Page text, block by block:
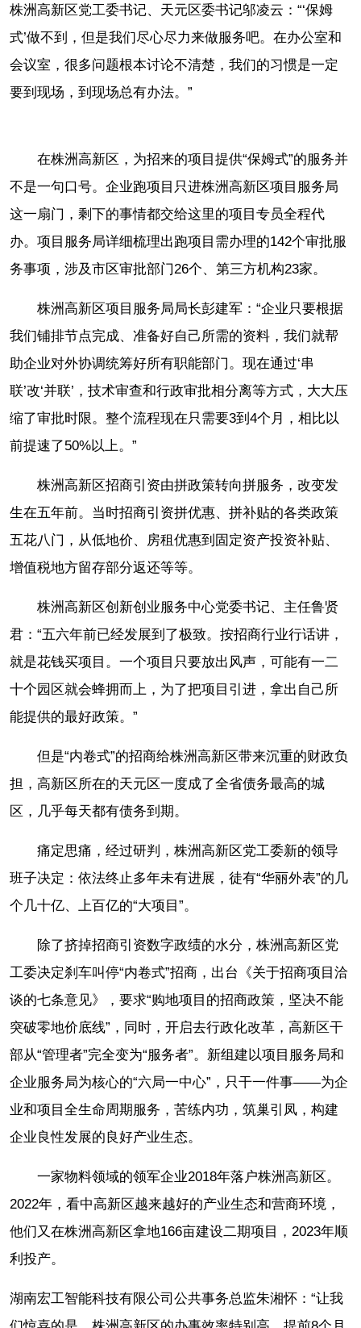
株洲高新区党工委书记、天元区委书记邬凌云：“‘保姆
式’做不到，但是我们尽心尽力来做服务吧。在办公室和
会议室，很多问题根本讨论不清楚，我们的习惯是一定
要到现场，到现场总有办法。”
在株洲高新区，为招来的项目提供“保姆式”的服务并
不是一句口号。企业跑项目只进株洲高新区项目服务局
这一扇门，剩下的事情都交给这里的项目专员全程代
办。项目服务局详细梳理出跑项目需办理的142个审批服
务事项，涉及市区审批部门26个、第三方机构23家。
株洲高新区项目服务局局长彭建军：“企业只要根据
我们铺排节点完成、准备好自己所需的资料，我们就帮
助企业对外协调统筹好所有职能部门。现在通过‘串
联’改‘并联’，技术审查和行政审批相分离等方式，大大压
缩了审批时限。整个流程现在只需要3到4个月，相比以
前提速了50%以上。”
株洲高新区招商引资由拼政策转向拼服务，改变发
生在五年前。当时招商引资拼优惠、拼补贴的各类政策
五花八门，从低地价、房租优惠到固定资产投资补贴、
增值税地方留存部分返还等等。
株洲高新区创新创业服务中心党委书记、主任鲁贤
君：“五六年前已经发展到了极致。按招商行业行话讲，
就是花钱买项目。一个项目只要放出风声，可能有一二
十个园区就会蜂拥而上，为了把项目引进，拿出自己所
能提供的最好政策。”
但是“内卷式”的招商给株洲高新区带来沉重的财政负
担，高新区所在的天元区一度成了全省债务最高的城
区，几乎每天都有债务到期。
痛定思痛，经过研判，株洲高新区党工委新的领导
班子决定：依法终止多年未有进展，徒有“华丽外表”的几
个几十亿、上百亿的“大项目”。
除了挤掉招商引资数字政绩的水分，株洲高新区党
工委决定刹车叫停“内卷式”招商，出台《关于招商项目洽
谈的七条意见》，要求“购地项目的招商政策，坚决不能
突破零地价底线”，同时，开启去行政化改革，高新区干
部从“管理者”完全变为“服务者”。新组建以项目服务局和
企业服务局为核心的“六局一中心”，只干一件事——为企
业和项目全生命周期服务，苦练内功，筑巢引凤，构建
企业良性发展的良好产业生态。
一家物料领域的领军企业2018年落户株洲高新区。
2022年，看中高新区越来越好的产业生态和营商环境，
他们又在株洲高新区拿地166亩建设二期项目，2023年顺
利投产。
湖南宏工智能科技有限公司公共事务总监朱湘怀：“让我